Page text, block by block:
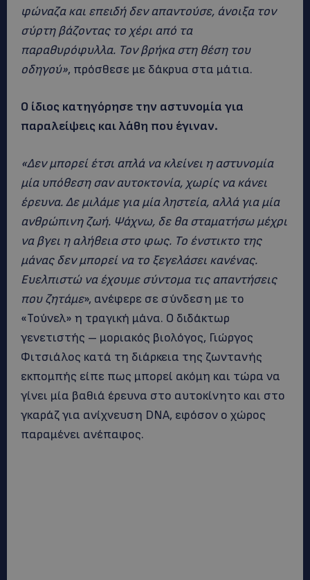
φώναζα και επειδή δεν απαντούσε, άνοιξα τον
σύρτη βάζοντας το χέρι από τα
παραθυρόφυλλα. Τον βρήκα στη θέση του
οδηγού», πρόσθεσε με δάκρυα στα μάτια.
Ο ίδιος κατηγόρησε την αστυνομία για
παραλείψεις και λάθη που έγιναν.
«Δεν μπορεί έτσι απλά να κλείνει η αστυνομία
μία υπόθεση σαν αυτοκτονία, χωρίς να κάνει
έρευνα. Δε μιλάμε για μία ληστεία, αλλά για μία
ανθρώπινη ζωή. Ψάχνω, δε θα σταματήσω μέχρι
να βγει η αλήθεια στο φως. Το ένστικτο της
μάνας δεν μπορεί να το ξεγελάσει κανένας.
Ευελπιστώ να έχουμε σύντομα τις απαντήσεις
που ζητάμε», ανέφερε σε σύνδεση με το
«Τούνελ» η τραγική μάνα. Ο διδάκτωρ
γενετιστής – μοριακός βιολόγος, Γιώργος
Φιτσιάλος κατά τη διάρκεια της ζωντανής
εκπομπής είπε πως μπορεί ακόμη και τώρα να
γίνει μία βαθιά έρευνα στο αυτοκίνητο και στο
γκαράζ για ανίχνευση DNA, εφόσον ο χώρος
παραμένει ανέπαφος.